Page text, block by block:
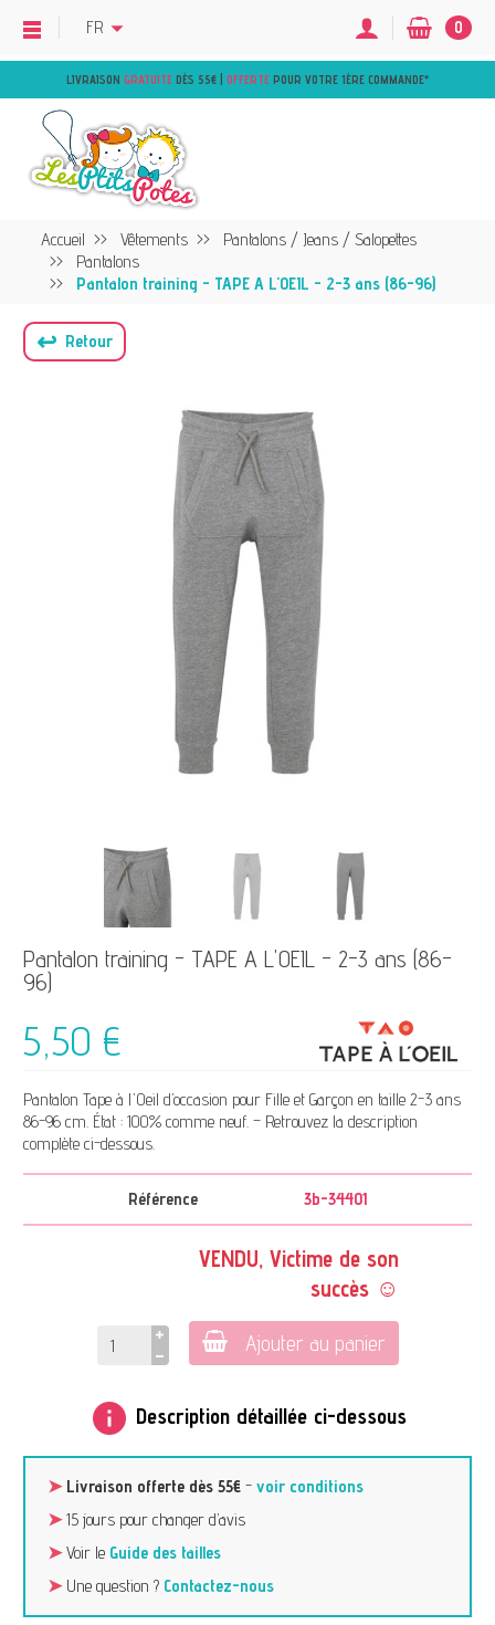
LIVRAISON GRATUITE DÈS 55€ | OFFERTE POUR VOTRE 1ÈRE COMMANDE*
FR 0
Accueil Vêtements
Pantalons / Jeans / Salopettes
Pantalons
Pantalon training - TAPE A L'OEIL - 2-3 ans (86-96)
↩ Retour
Pantalon training - TAPE A L'OEIL - 2-3 ans (86-
96)
5,50 €
Pantalon Tape à l'Oeil d’occasion pour Fille et Garçon en taille 2-3 ans
86-96 cm. État : 100% comme neuf. – Retrouvez la description
complète ci-dessous.
Référence 3b-34401
VENDU, Victime de son
succès ☺
Ajouter au panier
info Description détaillée ci-dessous
➤ Livraison offerte dès 55€ -voir conditions
➤15 jours pour changer d’avis
➤Voir le Guide des tailles
➤Une question ? Contactez-nous